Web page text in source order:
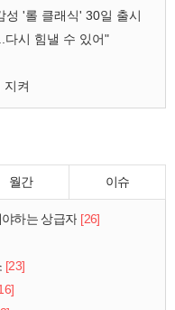
성 '롤 클래식' 30일 출시
다시 힘낼 수 있어"
지켜
월간 이슈
하는 상급자 [26]
[23]